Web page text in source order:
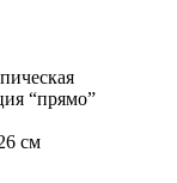
“прямо”
см